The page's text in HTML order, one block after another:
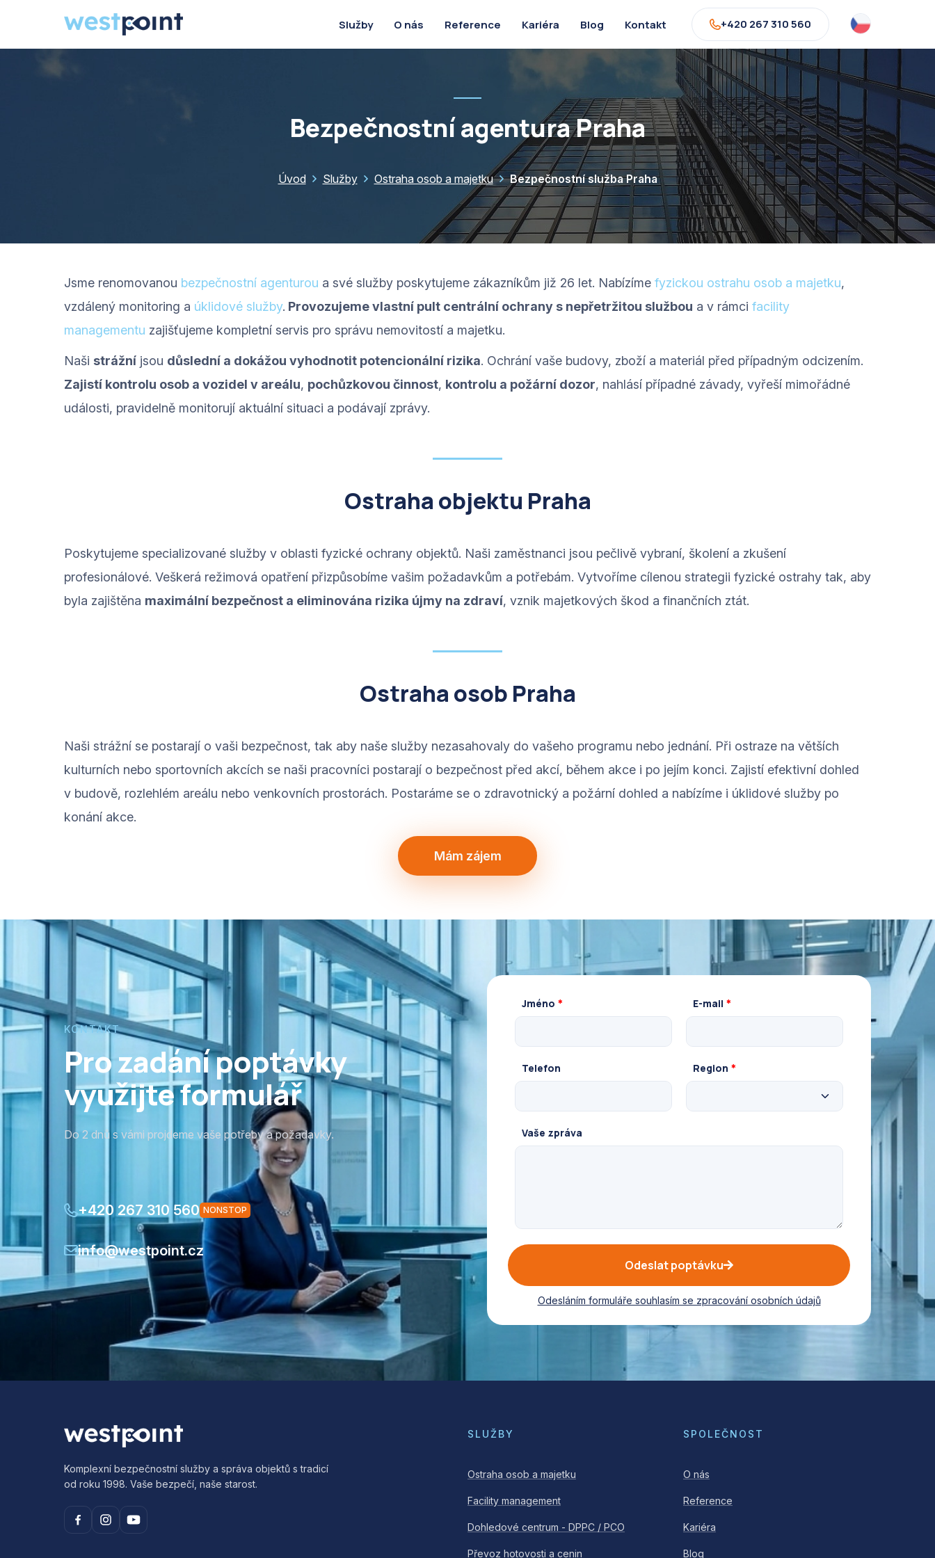
Služby O nás Reference Kariéra Blog Kontakt +420 267 310 560
Bezpečnostní agentura Praha
Úvod Služby Ostraha osob a majetku Bezpečnostní služba Praha
Jsme renomovanou bezpečnostní agenturou a své služby poskytujeme zákazníkům již 26 let. Nabízíme fyzickou ostrahu osob a majetku,
vzdálený monitoring a úklidové služby. Provozujeme vlastní pult centrální ochrany s nepřetržitou službou a v rámci facility
managementu zajišťujeme kompletní servis pro správu nemovitostí a majetku.
Naši strážní jsou důslední a dokážou vyhodnotit potencionální rizika. Ochrání vaše budovy, zboží a materiál před případným odcizením.
Zajistí kontrolu osob a vozidel v areálu, pochůzkovou činnost, kontrolu a požární dozor, nahlásí případné závady, vyřeší mimořádné
události, pravidelně monitorují aktuální situaci a podávají zprávy.
Ostraha objektu Praha
Poskytujeme specializované služby v oblasti fyzické ochrany objektů. Naši zaměstnanci jsou pečlivě vybraní, školení a zkušení
profesionálové. Veškerá režimová opatření přizpůsobíme vašim požadavkům a potřebám. Vytvoříme cílenou strategii fyzické ostrahy tak, aby
byla zajištěna maximální bezpečnost a eliminována rizika újmy na zdraví, vznik majetkových škod a finančních ztát.
Ostraha osob Praha
Naši strážní se postarají o vaši bezpečnost, tak aby naše služby nezasahovaly do vašeho programu nebo jednání. Při ostraze na větších
kulturních nebo sportovních akcích se naši pracovníci postarají o bezpečnost před akcí, během akce i po jejím konci. Zajistí efektivní dohled
v budově, rozlehlém areálu nebo venkovních prostorách. Postaráme se o zdravotnický a požární dohled a nabízíme i úklidové služby po
konání akce.
Mám zájem
KONTAKT
Pro zadání poptávky
využijte formulář
Do 2 dnů s vámi projdeme vaše potřeby a požadavky.
+420 267 310 560 NONSTOP
info@westpoint.cz
Jméno * E-mail *
Telefon Region *
Vaše zpráva
Odesláním formuláře souhlasím se zpracování osobních údajů
Odeslat poptávku
Komplexní bezpečnostní služby a správa objektů s tradicí
od roku 1998. Vaše bezpečí, naše starost.
SLUŽBY
Ostraha osob a majetku
Facility management
Dohledové centrum - DPPC / PCO
Převoz hotovosti a cenin
SPOLEČNOST
O nás
Reference
Kariéra
Blog